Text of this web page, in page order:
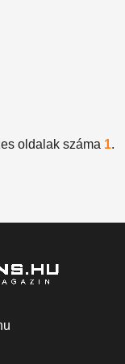
oldalak száma 1.